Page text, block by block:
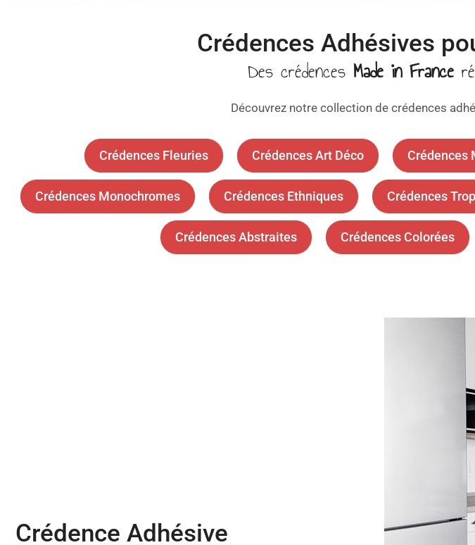
Crédences Adhésives
Des crédences Made in France
Découvrez notre collection de crédences
Crédences Fleuries Crédences Art Déco Crédences
Crédences Monochromes Crédences Ethniques Crédences
Crédences Abstraites Crédences Colorées
Crédence Adhésive